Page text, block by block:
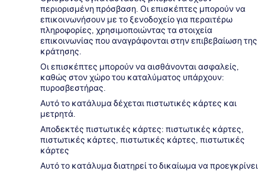
περιορισμένη πρόσβαση. Οι επισκέπτες μπορούν να
επικοινωνήσουν με το ξενοδοχείο για περαιτέρω
πληροφορίες, χρησιμοποιώντας τα στοιχεία
επικοινωνίας που αναγράφονται στην επιβεβαίωση της
κράτησης.
Οι επισκέπτες μπορούν να αισθάνονται ασφαλείς,
καθώς στον χώρο του καταλύματος υπάρχουν:
πυροσβεστήρας.
Αυτό το κατάλυμα δέχεται πιστωτικές κάρτες και
μετρητά.
Αποδεκτές πιστωτικές κάρτες: πιστωτικές κάρτες,
πιστωτικές κάρτες, πιστωτικές κάρτες, πιστωτικές
κάρτες
Αυτό το κατάλυμα διατηρεί το δικαίωμα να προεγκρίνει